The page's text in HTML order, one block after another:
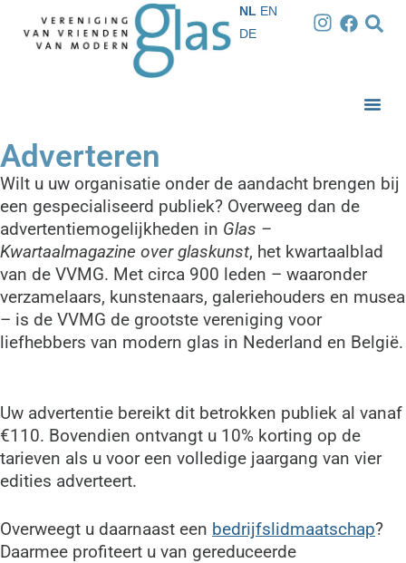
NL EN
DE
Adverteren
Wilt u uw organisatie onder de aandacht brengen bij
een gespecialiseerd publiek? Overweeg dan de
advertentiemogelijkheden in Glas –
Kwartaalmagazine over glaskunst, het kwartaalblad
van de VVMG. Met circa 900 leden – waaronder
verzamelaars, kunstenaars, galeriehouders en musea
– is de VVMG de grootste vereniging voor
liefhebbers van modern glas in Nederland en België.
Uw advertentie bereikt dit betrokken publiek al vanaf
€110. Bovendien ontvangt u 10% korting op de
tarieven als u voor een volledige jaargang van vier
edities adverteert.
Overweegt u daarnaast een bedrijfslidmaatschap?
Daarmee profiteert u van gereduceerde